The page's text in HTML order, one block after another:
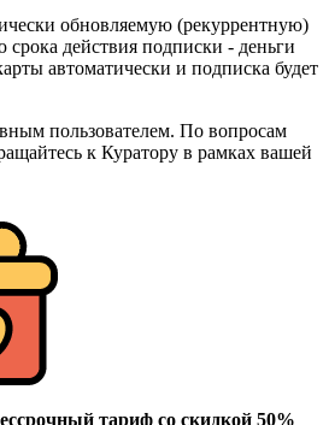
обновляемую (рекуррентную)
действия подписки - деньги
автоматически и подписка будет
пользователем. По вопросам
к Куратору в рамках вашей
тариф со скидкой 50%